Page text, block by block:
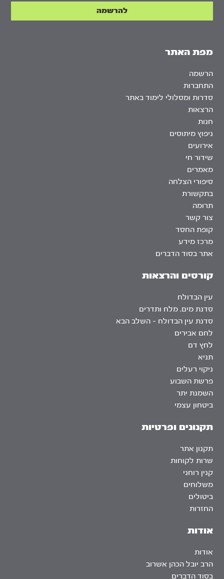
אודות
אודות
הרב יובל הכהן אשרוב
בסוד הדברים
מפת האתר
הרשמה
התחברות
סדרות ומסלולי לימוד באתר
הרצאות
חנות
ניפוץ מיתוסים
אירועים
שידור חי
מאמרים
סיפורי הצלחה
בתקשורת
תרומה
צור קשר
קופת החסד
מרכז מידע
אתר בסוד הדברים
קורסים והרצאות
עין הבדולח
סדנת מים, מלח ותדרים
סדנת עין הבדולח – השלב הבא
לחם אבירים
לחץ דם
תניא
ניקוי רעלים
פרשת השבוע
השמנת יתר
ביטחון עצמי
תקנונים ופרטיות
תקנון אתר
שרות לקוחות
קנין רוחני
משלוחים
ביטולים
החזרות